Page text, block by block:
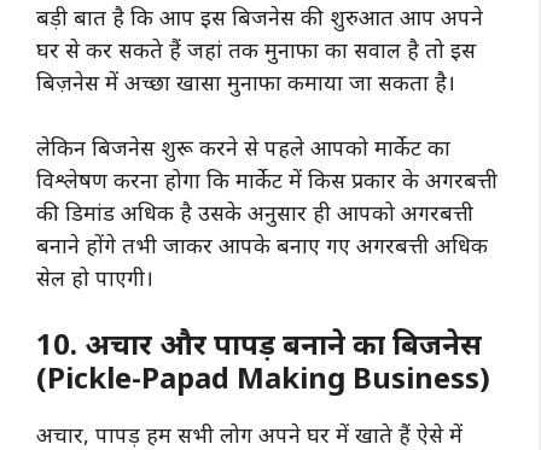
बड़ी बात है कि आप इस बिजनेस की शुरुआत आप अपने
घर से कर सकते हैं जहां तक मुनाफा का सवाल है तो इस
बिज़नेस में अच्छा खासा मुनाफा कमाया जा सकता है।
लेकिन बिजनेस शुरू करने से पहले आपको मार्केट का
विश्लेषण करना होगा कि मार्केट में किस प्रकार के अगरबत्ती
की डिमांड अधिक है उसके अनुसार ही आपको अगरबत्ती
बनाने होंगे तभी जाकर आपके बनाए गए अगरबत्ती अधिक
सेल हो पाएगी।
10. अचार और पापड़ बनाने का बिजनेस
(Pickle-Papad Making Business)
अचार, पापड़ हम सभी लोग अपने घर में खाते हैं ऐसे में